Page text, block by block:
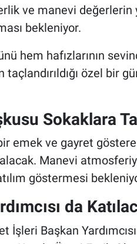
ve manevi değerlerin
bekleniyor.
hem hafızlarının
özel bir
Sokaklara
emek ve gayret
Manevi
göstermesi
da
İşleri Başkan